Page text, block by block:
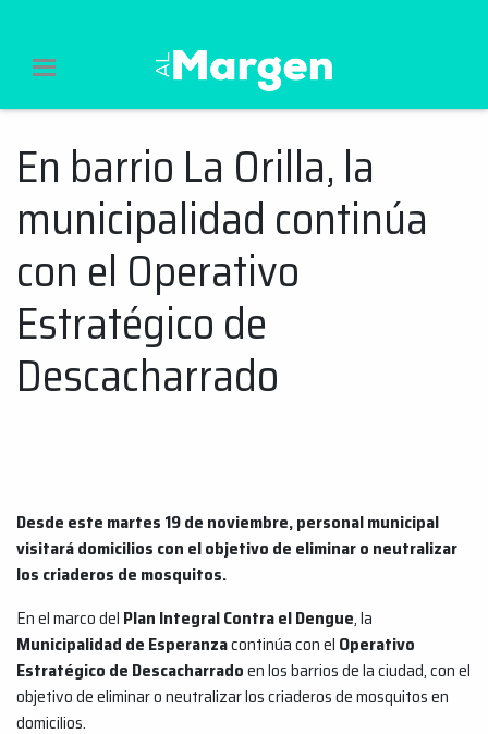
Al Margen Web
Ir
al
contenido
En barrio La Orilla, la
municipalidad continúa
con el Operativo
Estratégico de
Descacharrado
Desde este martes 19 de noviembre, personal municipal
visitará domicilios con el objetivo de eliminar o neutralizar
los criaderos de mosquitos.
En el marco del Plan Integral Contra el Dengue, la
Municipalidad de Esperanzacontinúa con el Operativo
Estratégico de Descacharradoen los barrios de la ciudad, con el
objetivo de eliminar o neutralizar los criaderos de mosquitos en
domicilios.